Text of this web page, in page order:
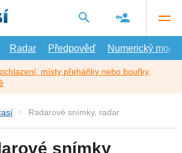
Radar Předpověď Numerický model
místy přeháňky nebo bouřky,
Radarové snímky, radar
snímky